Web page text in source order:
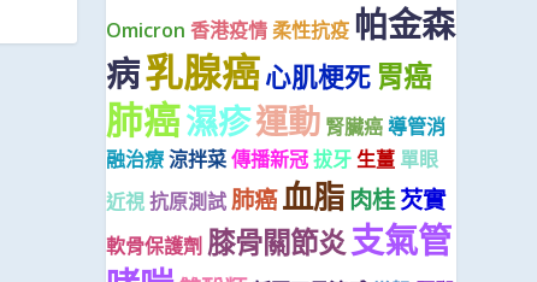
Omicron 香港疫情 柔性抗疫 帕金森
病乳腺癌心肌梗死 胃癌
肺癌濕疹運動 腎臟癌導管消
融治療涼拌菜傳播新冠拔牙生薑 單眼
近視抗原測試肺癌血脂肉桂芡實
軟骨保護劑 膝骨關節炎支氣管